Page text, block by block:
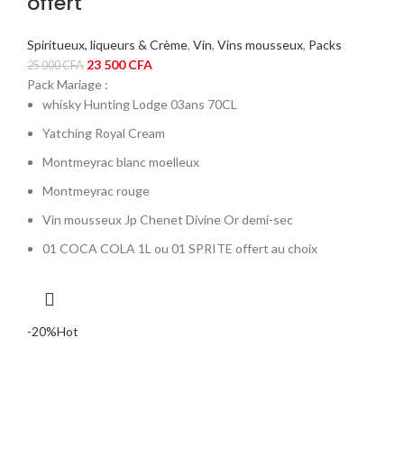
Spiritueux, liqueurs & Crème, Vin, Vins mousseux, Packs
25 000CFA Le
prix
initial
25
000 CFA.
23 500CFALe
actuel
500 CFA.
Pack Mariage :
whisky Hunting Lodge 03ans 70CL
Yatching Royal Cream
Montmeyrac blanc moelleux
Montmeyrac rouge
Vin mousseux Jp Chenet Divine Or demi-sec
01 COCA COLA 1L ou 01 SPRITE offert au choix
-20%Hot